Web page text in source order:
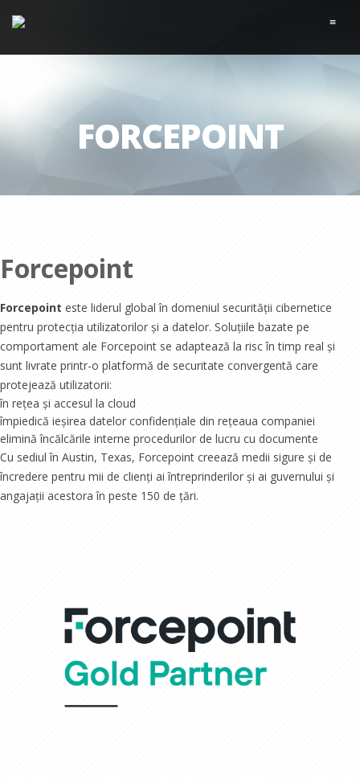
≡
FORCEPOINT
Forcepoint
Forcepoint este liderul global în domeniul securității cibernetice
pentru protecția utilizatorilor și a datelor. Soluțiile bazate pe
comportament ale Forcepoint se adaptează la risc în timp real și
sunt livrate printr-o platformă de securitate convergentă care
protejează utilizatorii:
în rețea și accesul la cloud
împiedică ieșirea datelor confidențiale din rețeaua companiei
elimină încălcările interne procedurilor de lucru cu documente
Cu sediul în Austin, Texas, Forcepoint creează medii sigure și de
încredere pentru mii de clienți ai întreprinderilor și ai guvernului și
angajații acestora în peste 150 de țări.